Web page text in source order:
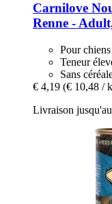
Carnilove
Renne -​
Pour
Teneur
Sans
€ 4,19 (€ 10,48 /
Livraison